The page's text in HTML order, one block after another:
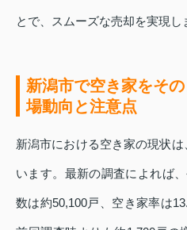
とで、スムーズな売却を実現し
新潟市で空き家をそ
場動向と注意点
新潟市における空き家の現状
います。最新の調査によれば
数は約50,100戸、空き家率は